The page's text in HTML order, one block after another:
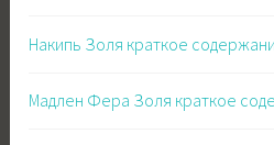
Накипь Золя краткое
Мадлен Фера Золя краткое